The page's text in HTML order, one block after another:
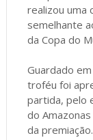
realizou uma
semelhante
da Copa do
Guardado
troféu foi
partida, pelo
do
da premiação.